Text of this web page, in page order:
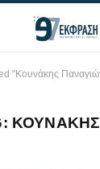
"Κουνάκης